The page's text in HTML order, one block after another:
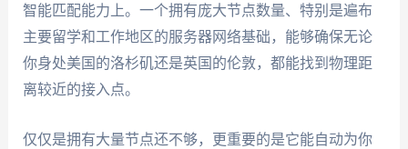
智能匹配能力上。一个拥有庞大节点数量、特别是遍布
主要留学和工作地区的服务器网络基础，能够确保无论
你身处美国的洛杉矶还是英国的伦敦，都能找到物理距
离较近的接入点。
仅仅是拥有大量节点还不够，更重要的是它能自动为你